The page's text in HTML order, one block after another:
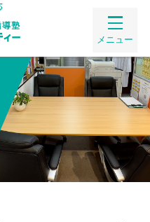
メニュー